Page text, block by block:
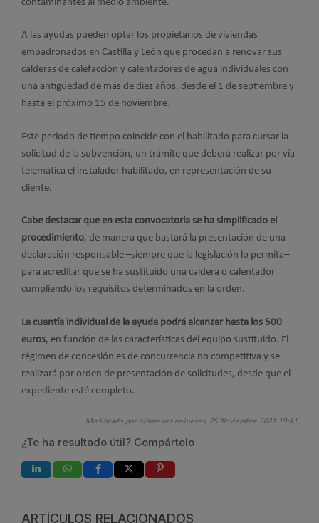
contaminantes al medio ambiente.
A las ayudas pueden optar los propietarios de viviendas
empadronados en Castilla y León que procedan a renovar sus
calderas de calefacción y calentadores de agua individuales con
una antigüedad de más de diez años, desde el 1 de septiembre y
hasta el próximo 15 de noviembre.
Este periodo de tiempo coincide con el habilitado para cursar la
solicitud de la subvención, un trámite que deberá realizar por vía
telemática el instalador habilitado, en representación de su
cliente.
Cabe destacar que en esta convocatoria se ha simplificado el
procedimiento, de manera que bastará la presentación de una
declaración responsable –siempre que la legislación lo permita–
para acreditar que se ha sustituido una caldera o calentador
cumpliendo los requisitos determinados en la orden.
La cuantía individual de la ayuda podrá alcanzar hasta los 500
euros, en función de las características del equipo sustituido. El
régimen de concesión es de concurrencia no competitiva y se
realizará por orden de presentación de solicitudes, desde que el
expediente esté completo.
Modificado por última vez enJueves, 25 Noviembre 2021 19:41
¿Te ha resultado útil? Compártelo
ARTÍCULOS RELACIONADOS